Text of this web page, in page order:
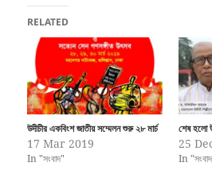
RELATED
উদীচীর একবিংশ জাতীয় সম্মেলন শুরু ২৮ মার্চ
17 Mar 2019
In "সংবাদ"
শেষ হলো
25
In